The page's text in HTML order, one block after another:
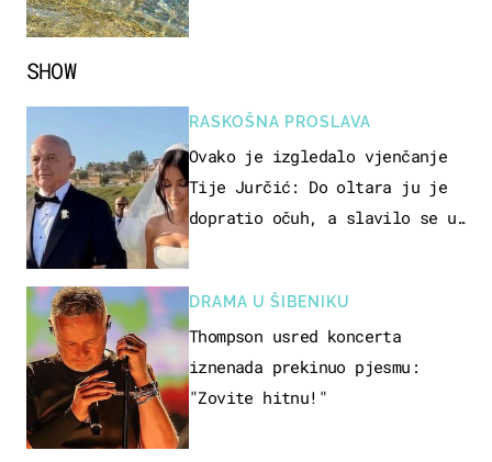
SHOW
RASKOŠNA PROSLAVA
Ovako je izgledalo vjenčanje
Tije Jurčić: Do oltara ju je
dopratio očuh, a slavilo se uz
DRAMA U ŠIBENIKU
Thompson usred koncerta
iznenada prekinuo pjesmu:
"Zovite hitnu!"